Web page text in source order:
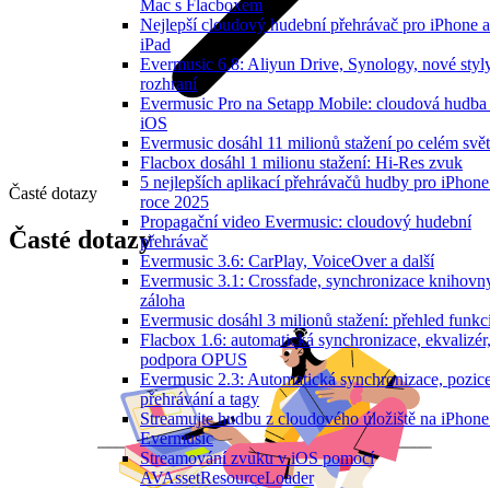
Mac s Flacboxem
Nejlepší cloudový hudební přehrávač pro iPhone a
iPad
Evermusic 6.8: Aliyun Drive, Synology, nové
rozhraní
Evermusic Pro na Setapp Mobile: cloudová
iOS
Evermusic dosáhl 11 milionů stažení po celém
Flacbox dosáhl 1 milionu stažení: Hi-Res zvuk
5 nejlepších aplikací přehrávačů hudby pro
roce 2025
Propagační video Evermusic: cloudový hudební
přehrávač
Evermusic 3.6: CarPlay, VoiceOver a další
Evermusic 3.1: Crossfade, synchronizace
záloha
Evermusic dosáhl 3 milionů stažení: přehled
Flacbox 1.6: automatická synchronizace, ekvalizér,
podpora OPUS
Evermusic 2.3: Automatická synchronizace,
přehrávání a tagy
Streamujte hudbu z cloudového úložiště na
Evermusic
Streamování zvuku v iOS pomocí
AVAssetResourceLoader
Časté dotazy
Časté dotazy